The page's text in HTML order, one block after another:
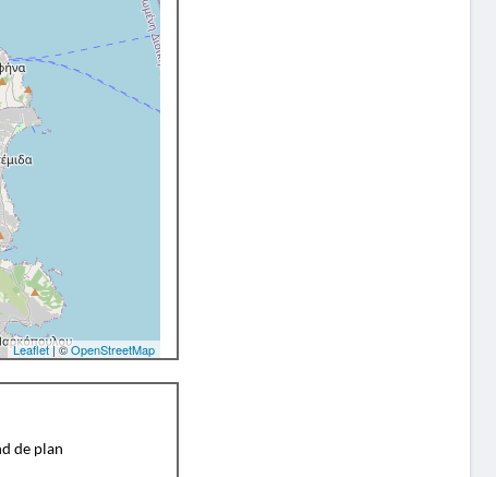
Leaflet| ©OpenStreetMap
de plan